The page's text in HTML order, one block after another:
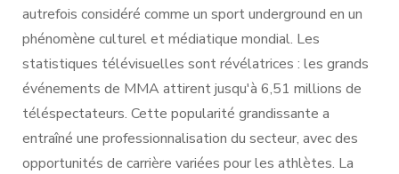
autrefois considéré comme un sport underground en un
phénomène culturel et médiatique mondial. Les
statistiques télévisuelles sont révélatrices : les grands
événements de MMA attirent jusqu'à 6,51 millions de
téléspectateurs. Cette popularité grandissante a
entraîné une professionnalisation du secteur, avec des
opportunités de carrière variées pour les athlètes. La